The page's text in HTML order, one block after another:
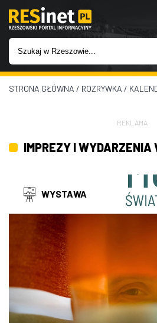
WIADOMOŚCI
IMPREZY
ROZRYWKA
W KINACH
GASTRONOMIA
ZDJĘCIA
W RZESZOWIE
STRONA GŁÓWNA / ROZRYWKA /
REKLAMA
IMPREZY I WYDARZENIA
WYSTAWA